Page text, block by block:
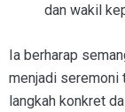
dan wakil
Ia berharap
menjadi seremoni
langkah konkret